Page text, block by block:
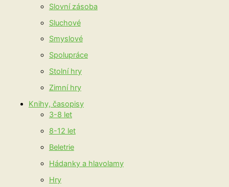
Slovní zásoba
Sluchové
Smyslové
Spolupráce
Stolní hry
Zimní hry
Knihy, časopisy
3-8 let
8-12 let
Beletrie
Hádanky a hlavolamy
Hry